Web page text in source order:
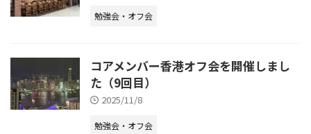
勉強会・オフ会
コアメンバー香港オフ会を開催しまし
た（9回目）
2025/11/8
勉強会・オフ会